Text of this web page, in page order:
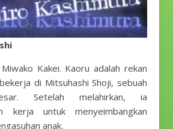
Kakei. Kaoru adalah rekan
di Mitsuhashi Shoji, sebuah
Setelah melahirkan, ia
kerja untuk menyeimbangkan
anak.